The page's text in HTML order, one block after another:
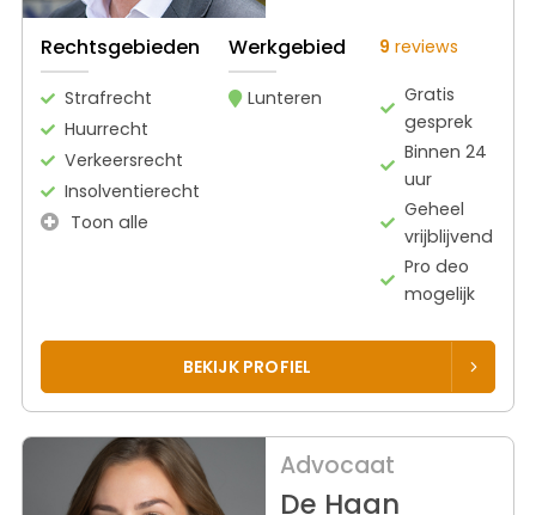
Rechtsgebieden
Strafrecht
Huurrecht
Verkeersrecht
Insolventierecht
Toon alle
Werkgebied
Lunteren
9 reviews
Gratis
gesprek
Binnen 24
uur
Geheel
vrijblijvend
Pro deo
mogelijk
BEKIJK PROFIEL
Advocaat
De Haan